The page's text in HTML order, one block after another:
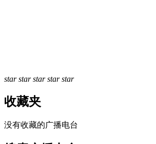
star star star star star
收藏夹
没有收藏的广播电台